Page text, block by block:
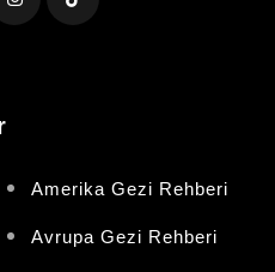
Amerika Gezi Rehberi
Avrupa Gezi Rehberi